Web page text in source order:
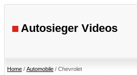
Autosieger Videos
Home / Automobile / Chevrolet